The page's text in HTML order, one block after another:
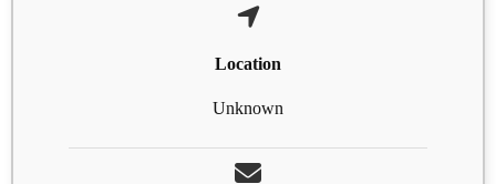
Location
Unknown